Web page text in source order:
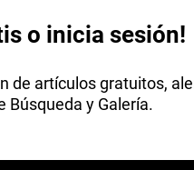
o inicia sesión!
de artículos gratuitos,
Búsqueda y Galería.